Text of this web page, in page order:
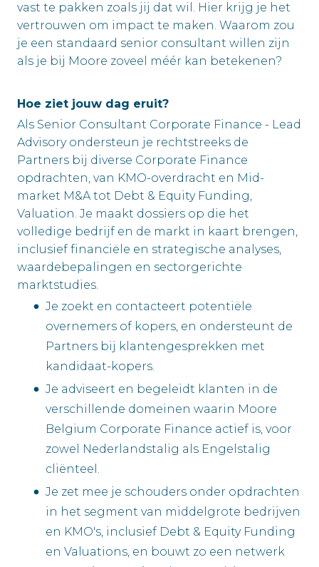
vast te pakken zoals jij dat wil. Hier krijg je het
vertrouwen om impact te maken. Waarom zou
je een standaard senior consultant willen zijn
als je bij Moore zoveel méér kan betekenen?
Hoe ziet jouw dag eruit?
Als Senior Consultant Corporate Finance - Lead
Advisory ondersteun je rechtstreeks de
Partners bij diverse Corporate Finance
opdrachten, van KMO-overdracht en Mid-
market M&A tot Debt & Equity Funding,
Valuation. Je maakt dossiers op die het
volledige bedrijf en de markt in kaart brengen,
inclusief financiële en strategische analyses,
waardebepalingen en sectorgerichte
marktstudies.
Je zoekt en contacteert potentiële
overnemers of kopers, en ondersteunt de
Partners bij klantengesprekken met
kandidaat-kopers.
Je adviseert en begeleidt klanten in de
verschillende domeinen waarin Moore
Belgium Corporate Finance actief is, voor
zowel Nederlandstalig als Engelstalig
cliënteel.
Je zet mee je schouders onder opdrachten
in het segment van middelgrote bedrijven
en KMO's, inclusief Debt & Equity Funding
en Valuations, en bouwt zo een netwerk